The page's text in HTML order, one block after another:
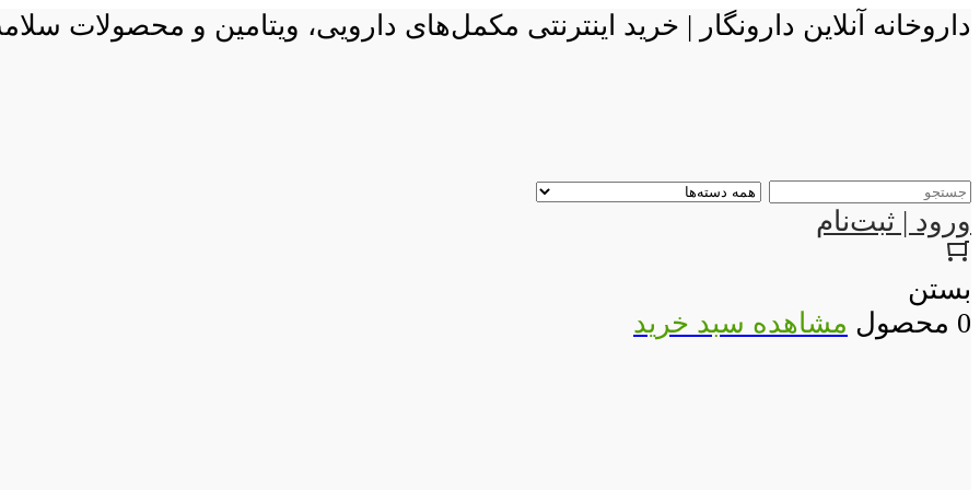
داروخانه آنلاین دارونگار | خرید اینترنتی مکمل‌های دارویی، ویتامین و محصولات
ورود | ثبت‌نام
بستن
0 محصول
مشاهده سبد خرید